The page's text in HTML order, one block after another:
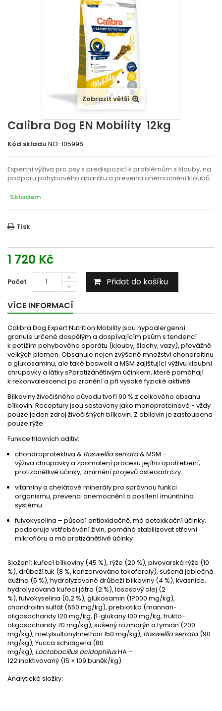
Zobrazit větší
Calibra Dog EN Mobility 12kg
Kód skladu NO-105996
Expertní výživa pro psy s predispozicí k problémům s klouby, na
podporu pohybového aparátu a prevenci onemocnění kloubů.
Skladem
Tisk
1 720 Kč
Počet Přidat do košíku
VÍCE INFORMACÍ
Calibra Dog Expert Nutrition Mobilityjsou hypoalergenní
granule určené dospělým a dospívajícím psům stendencí
k potížím pohybového aparátu (klouby, šlachy, vazy), převážně
velkých plemen. Obsahuje nejen zvýšené množstvíchondroitinu
a glukosaminu, ale také boswelii a MSM zajišťující výživu kloubní
chrupavkya látkys?protizánětlivým účinkem, které pomáhají
k rekonvalescenci po zraněnía při vysoké fyzické aktivitě.
Bílkoviny živočišného původu tvoří90 % z celkového obsahu
bílkovin. Receptury jsou sestaveny jako monoproteinové - vždy
pouze jeden zdroj živočišných bílkovin. Z obilovin je zastoupena
pouze rýže.
Funkce hlavních aditiv:
chondroprotektiva & Boswellia serrata& MSM –
výživa chrupavky a zpomalení procesu jejího opotřebení,
protizánětlivé účinky, zmírnění projevů osteoartrózy
vitaminy a chelátové minerálypro správnou funkci
organismu, prevenci onemocnění a posílení imunitního
systému
fulvokyselina – působí antioxidačně, má detoxikační účinky,
podporuje vstřebávání živin, pomáhá stabilizovat střevní
mikroflóru a má protizánětlivé účinky
Složení: kuřecí bílkoviny (45 %), rýže (20 %), pivovarská rýže (10
%), drůbeží tuk (8 %, konzervovánotokoferoly), sušená jablečná
dužina (5 %), hydrolyzované drůbežíbílkoviny (4 %), kvasnice,
hydrolyzovaná kuřecí játra (2 %), lososový olej (2
%),fulvokyselina (0,2 %), glukosamin (1?000 mg/kg),
chondroitin sulfát (650 mg/kg), prebiotika (mannan-
oligosacharidy 120 mg/kg, β-glukany100 mg/kg,frukto-
oligosacharidy 70 mg/kg), sušený rozmarýn a tymián (200
mg/kg), metylsulfonylmethan 150 mg/kg), Boswellia serrata (90
mg/kg), Yucca schidigera (80
mg/kg), Lactobacillus acidophilusHA –
122inaktivovaný (15 × 109 buněk/kg).
Analytické složky: